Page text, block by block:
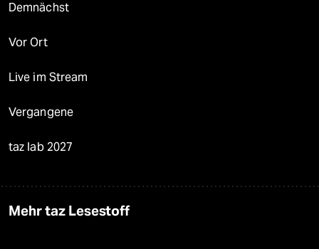
Demnächst
Vor Ort
Live im Stream
Vergangene
taz lab 2027
Mehr taz Lesestoff